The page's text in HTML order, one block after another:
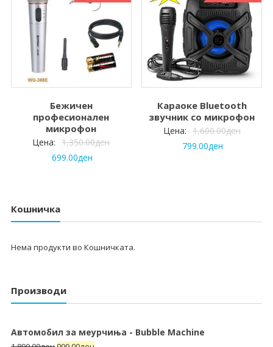
Бежичен
професионален
микрофон
Цена: 1,350.00ден
699.00ден
Караоке Bluetooth
звучник со микрофон
Цена: 1,600.00ден
799.00ден
Кошничка
Нема продукти во Кошничката.
Производи
Автомобил за меурчиња - Bubble Machine